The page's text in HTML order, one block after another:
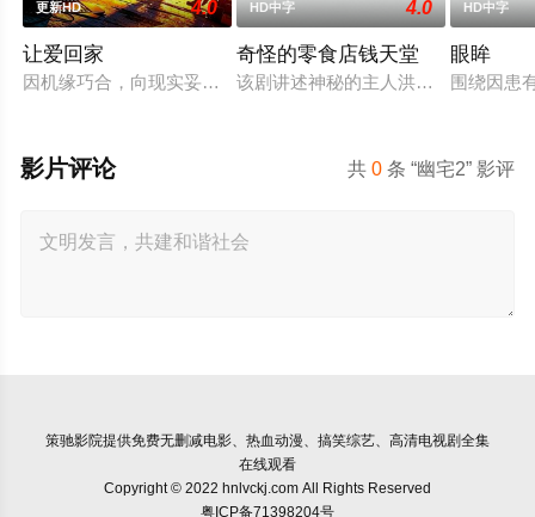
更新HD 4.0
让爱回家
因机缘巧合，向现实妥协的导演朱达仁萌生拍一部《河南人在
HD中字 4.0
奇怪的零食店钱天堂
该剧讲述神秘的主人洪子卖能够实现
HD中字
眼眸
围绕因患
共0 条 “幽宅2” 影评
影片评论
策驰影院提供免费无删减电影、热血动漫、搞笑综艺、高清电视剧全集
在线观看
Copyright © 2022 hnlvckj.com All Rights Reserved
粤ICP备71398204号